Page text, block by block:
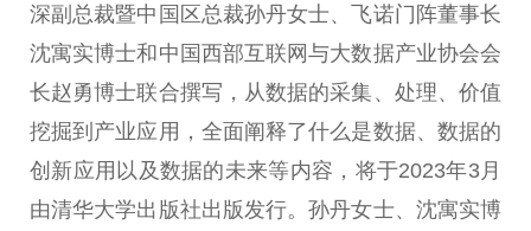
深副总裁暨中国区总裁孙丹女士、飞诺门阵董事长
沈寓实博士和中国西部互联网与大数据产业协会会
长赵勇博士联合撰写，从数据的采集、处理、价值
挖掘到产业应用，全面阐释了什么是数据、数据的
创新应用以及数据的未来等内容，将于2023年3月
由清华大学出版社出版发行。孙丹女士、沈寓实博